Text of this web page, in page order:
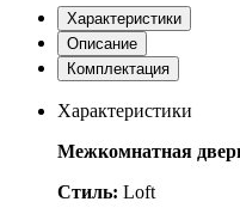
Характеристики
Описание
Комплектация
Характеристики
Межкомнатная
Стиль: Loft